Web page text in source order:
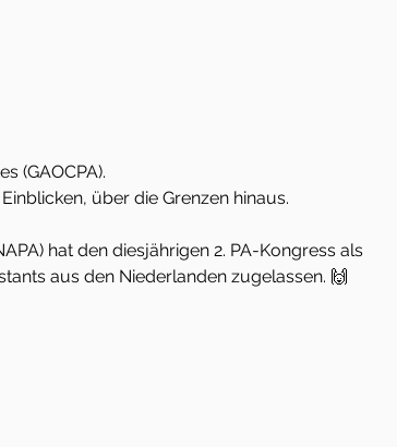
(GAOCPA).
über die Grenzen hinaus.
hat den diesjährigen 2. PA-Kongress als
aus den Niederlanden zugelassen. 🙌